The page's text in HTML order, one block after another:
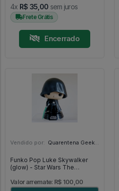
4x R$ 35,00 sem juros
Frete Grátis
Encerrado
Vendido por: Quarentena Geek Store - SP
Funko Pop Luke Skywalker
(glow) - Star Wars The
Valor arremate: R$ 100,00